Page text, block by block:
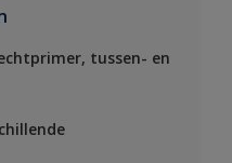
tussen- en